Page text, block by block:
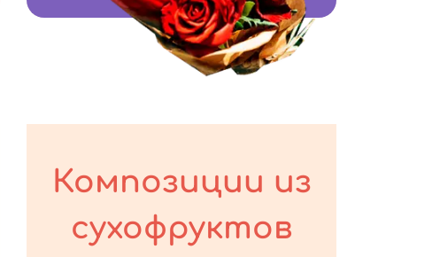
Композиции из
сухофруктов